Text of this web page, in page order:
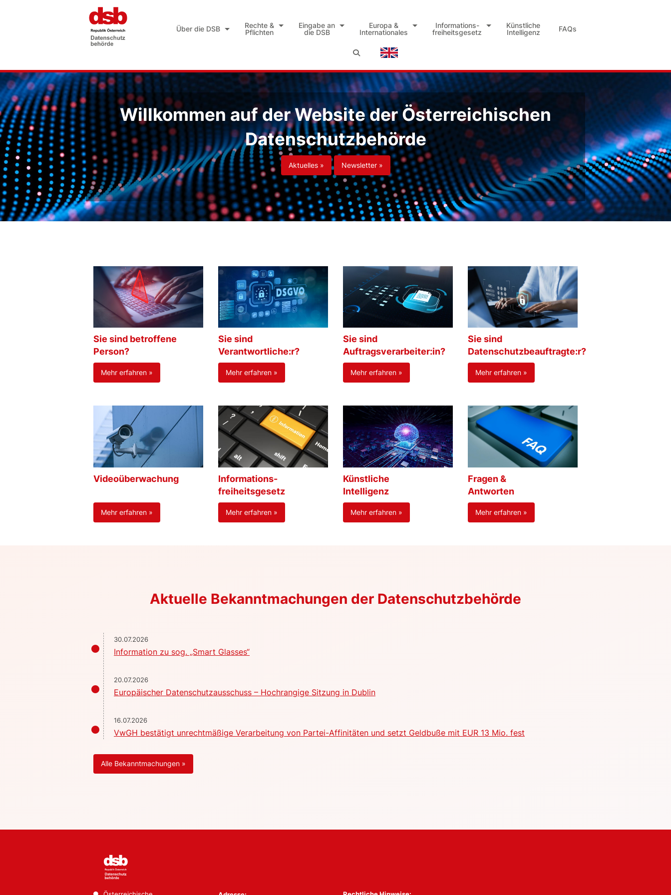
Über die DSB
Rechte &
Pflichten
Eingabe an
die DSB
Europa &
Internationales
Informations-
freiheitsgesetz
Künstliche
Intelligenz
FAQs
Willkommen auf der Website der Österreichischen
Datenschutzbehörde
Aktuelles » Newsletter »
Sie sind betroffene
Person?
Mehr erfahren »
Sie sind
Verantwortliche:r?
Mehr erfahren »
Sie sind
Auftragsverarbeiter:in?
Mehr erfahren »
Sie sind
Datenschutzbeauftragte:r?
Mehr erfahren »
Videoüberwachung
Mehr erfahren »
Informations-
freiheitsgesetz
Mehr erfahren »
Künstliche
Intelligenz
Mehr erfahren »
Fragen &
Antworten
Mehr erfahren »
Aktuelle Bekanntmachungen der Datenschutzbehörde
30.07.2026
Information zu sog. „Smart Glasses“
20.07.2026
Europäischer Datenschutzausschuss – Hochrangige Sitzung in Dublin
16.07.2026
VwGH bestätigt unrechtmäßige Verarbeitung von Partei-Affinitäten und setzt Geldbuße mit EUR 13 Mio. fest
Alle Bekanntmachungen »